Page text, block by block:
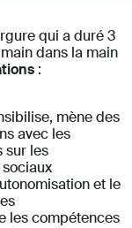
qui a duré 3
dans la main
:
mène des
avec les
sur les
et le
les compétences